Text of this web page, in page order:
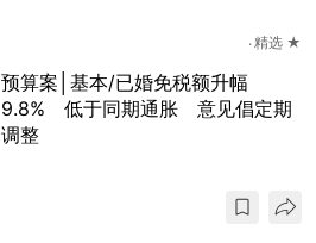
精选 ★
预算案│基本/已婚免税额升幅
9.8% 低于同期通胀 意见倡定期
调整